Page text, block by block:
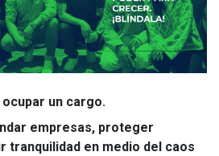
un cargo.
empresas, proteger
tranquilidad en medio del caos